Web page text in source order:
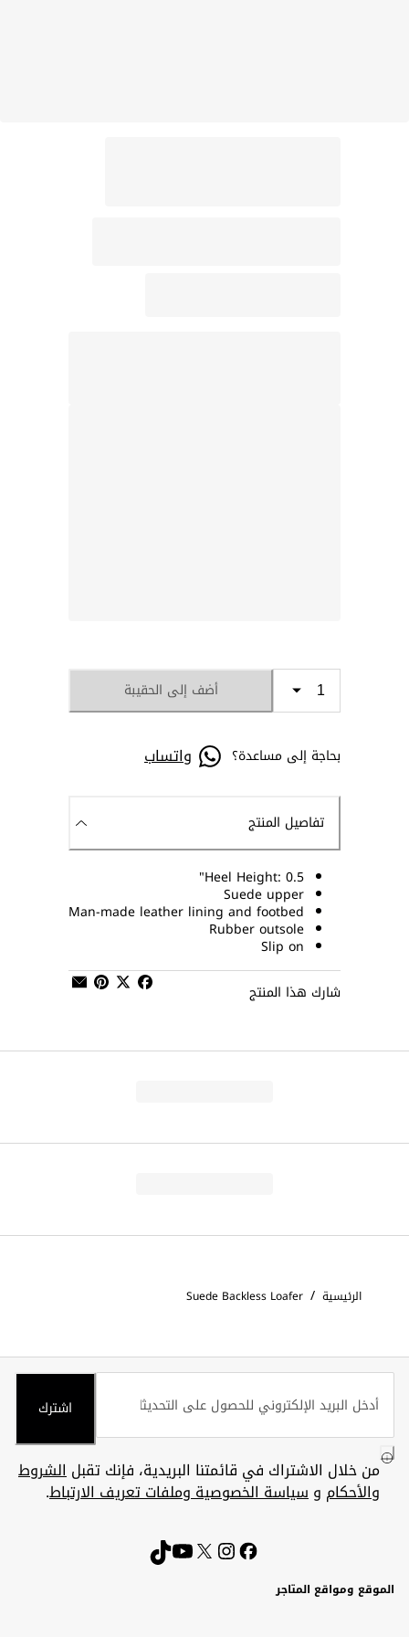
أضف إلى الحقيبة
بحاجة إلى مساعدة؟ واتساب
تفاصيل المنتج
Heel Height: 0.5"
Suede upper
Man-made leather lining and footbed
Rubber outsole
Slip on
شارك هذا المنتج
الرئيسية /
Suede Backless Loafer
اشترك
من خلال الاشتراك في قائمتنا البريدية، فإنك تقبلالشروط
والأحكام وسياسة الخصوصية وملفات تعريف الارتباط.
الموقع ومواقع المتاجر